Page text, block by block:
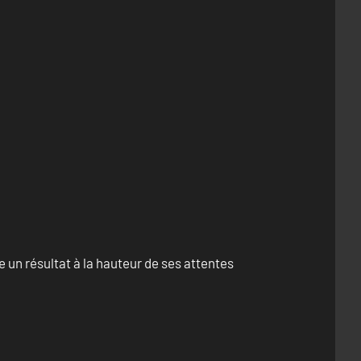
résultat à la hauteur de ses attentes